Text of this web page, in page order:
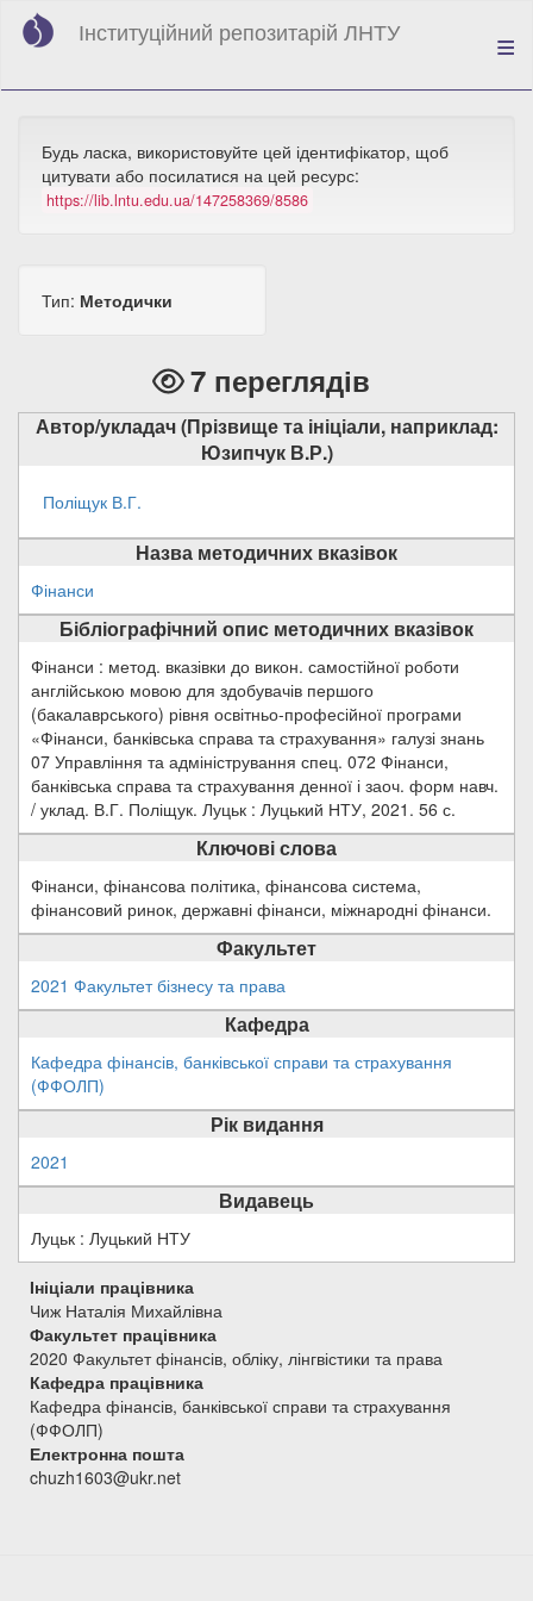
Перейти
вмісту
Інституційний репозитарій ЛНТУ
Будь ласка, використовуйте цей ідентифікатор, щоб
цитувати або посилатися на цей ресурс:
https://lib.lntu.edu.ua/147258369/8586
Тип: Методички
7 переглядів
Автор/укладач (Прізвище та ініціали, наприклад:
Юзипчук В.Р.)
Поліщук В.Г.
Назва методичних вказівок
Фінанси
Бібліографічний опис методичних вказівок
Фінанси : метод. вказівки до викон. самостійної роботи
англійською мовою для здобувачів першого
(бакалаврського) рівня освітньо-професійної програми
«Фінанси, банківська справа та страхування» галузі знань
07 Управління та адміністрування спец. 072 Фінанси,
банківська справа та страхування денної і заоч. форм навч.
/ уклад. В.Г. Поліщук. Луцьк : Луцький НТУ, 2021. 56 с.
Ключові слова
Фінанси, фінансова політика, фінансова система,
фінансовий ринок, державні фінанси, міжнародні фінанси.
Факультет
2021 Факультет бізнесу та права
Кафедра
Кафедра фінансів, банківської справи та страхування
(ФФОЛП)
Рік видання
2021
Видавець
Луцьк : Луцький НТУ
Ініціали працівника
Чиж Наталія Михайлівна
Факультет працівника
2020 Факультет фінансів, обліку, лінгвістики та права
Кафедра працівника
Кафедра фінансів, банківської справи та страхування
(ФФОЛП)
Електронна пошта
chuzh1603@ukr.net